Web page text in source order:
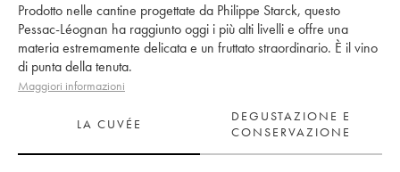
Prodotto nelle cantine progettate da Philippe Starck, questo
Pessac-Léognan ha raggiunto oggi i più alti livelli e offre una
materia estremamente delicata e un fruttato straordinario. È il vino
di punta della tenuta.
Maggiori informazioni
LA CUVÉE
DEGUSTAZIONE E
CONSERVAZIONE